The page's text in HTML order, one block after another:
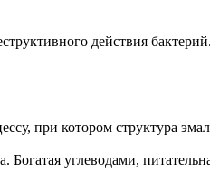
действия
при котором структура
углеводами,